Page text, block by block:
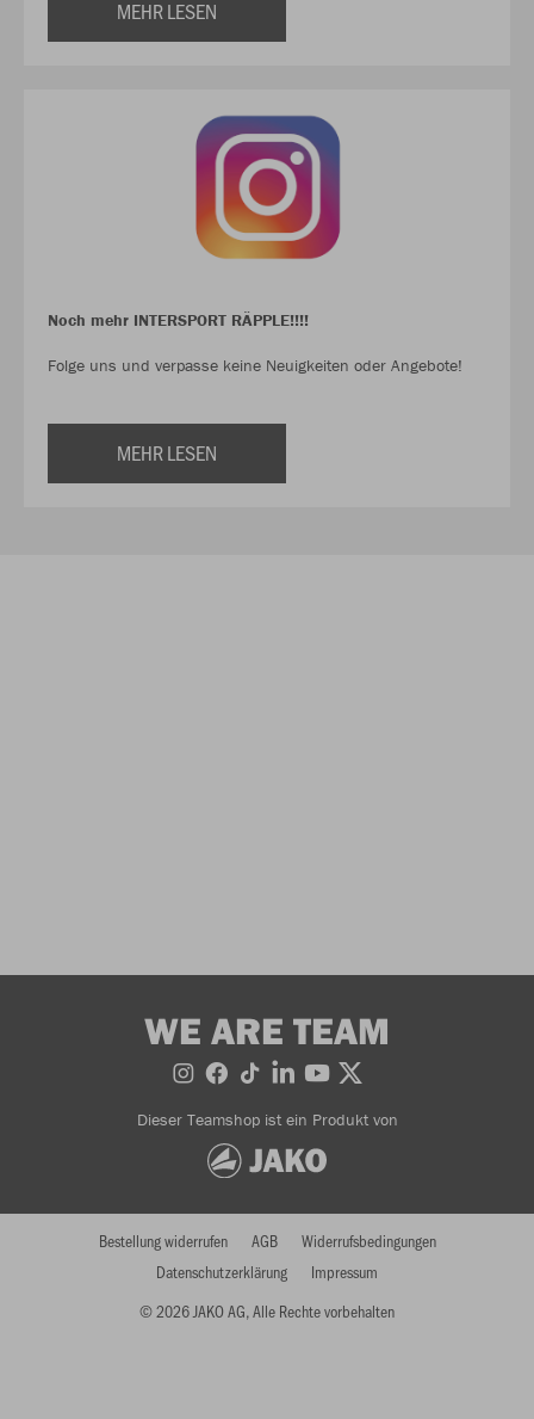
MEHR LESEN
Noch mehr INTERSPORT RÄPPLE!!!!
Folge uns und verpasse keine Neuigkeiten oder Angebote!
MEHR LESEN
WE ARE TEAM
Dieser Teamshop ist ein Produkt von
© 2026 JAKO AG, Alle Rechte vorbehalten
Bestellung widerrufen AGB
Widerrufsbedingungen
Datenschutzerklärung
Impressum